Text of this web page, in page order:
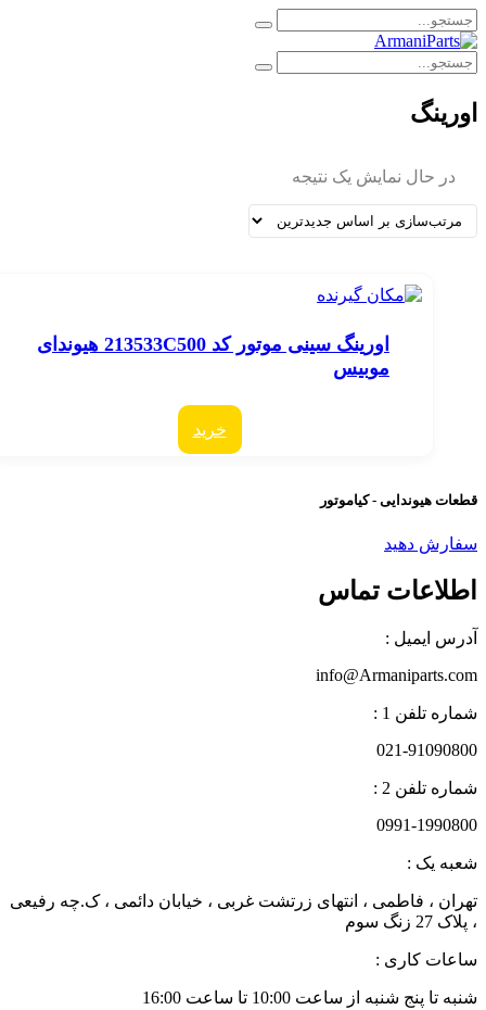
در حال نمایش یک نتیجه
اورینگ سینی موتور کد 213533C500 هیوندای
موبیس
خرید
هیوندایی - کیاموتور
دهید
تماس
ایمیل :
تلفن 1 :
021-
تلفن 2 :
0991-
یک :
، فاطمی ، انتهای زرتشت غربی ، خیابان دائمی ، ک.چه رفیعی
27 زنگ سوم
کاری :
تا پنج شنبه از ساعت 10:00 تا ساعت 16:00